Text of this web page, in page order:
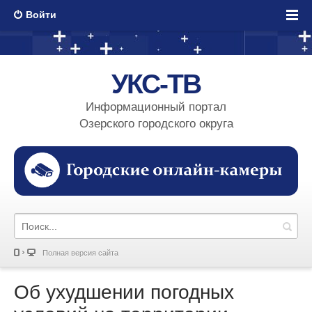
Войти
УКС-ТВ
Информационный портал
Озерского городского округа
Полная версия сайта
Об ухудшении погодных